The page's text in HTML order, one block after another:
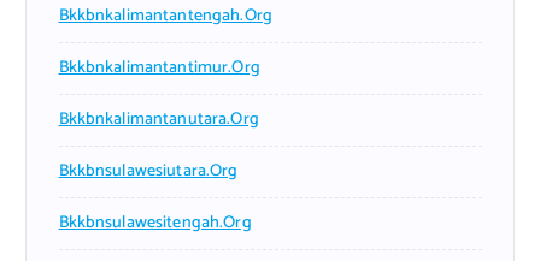
Bkkbnkalimantantengah.org
Bkkbnkalimantantimur.org
Bkkbnkalimantanutara.org
Bkkbnsulawesiutara.org
Bkkbnsulawesitengah.org